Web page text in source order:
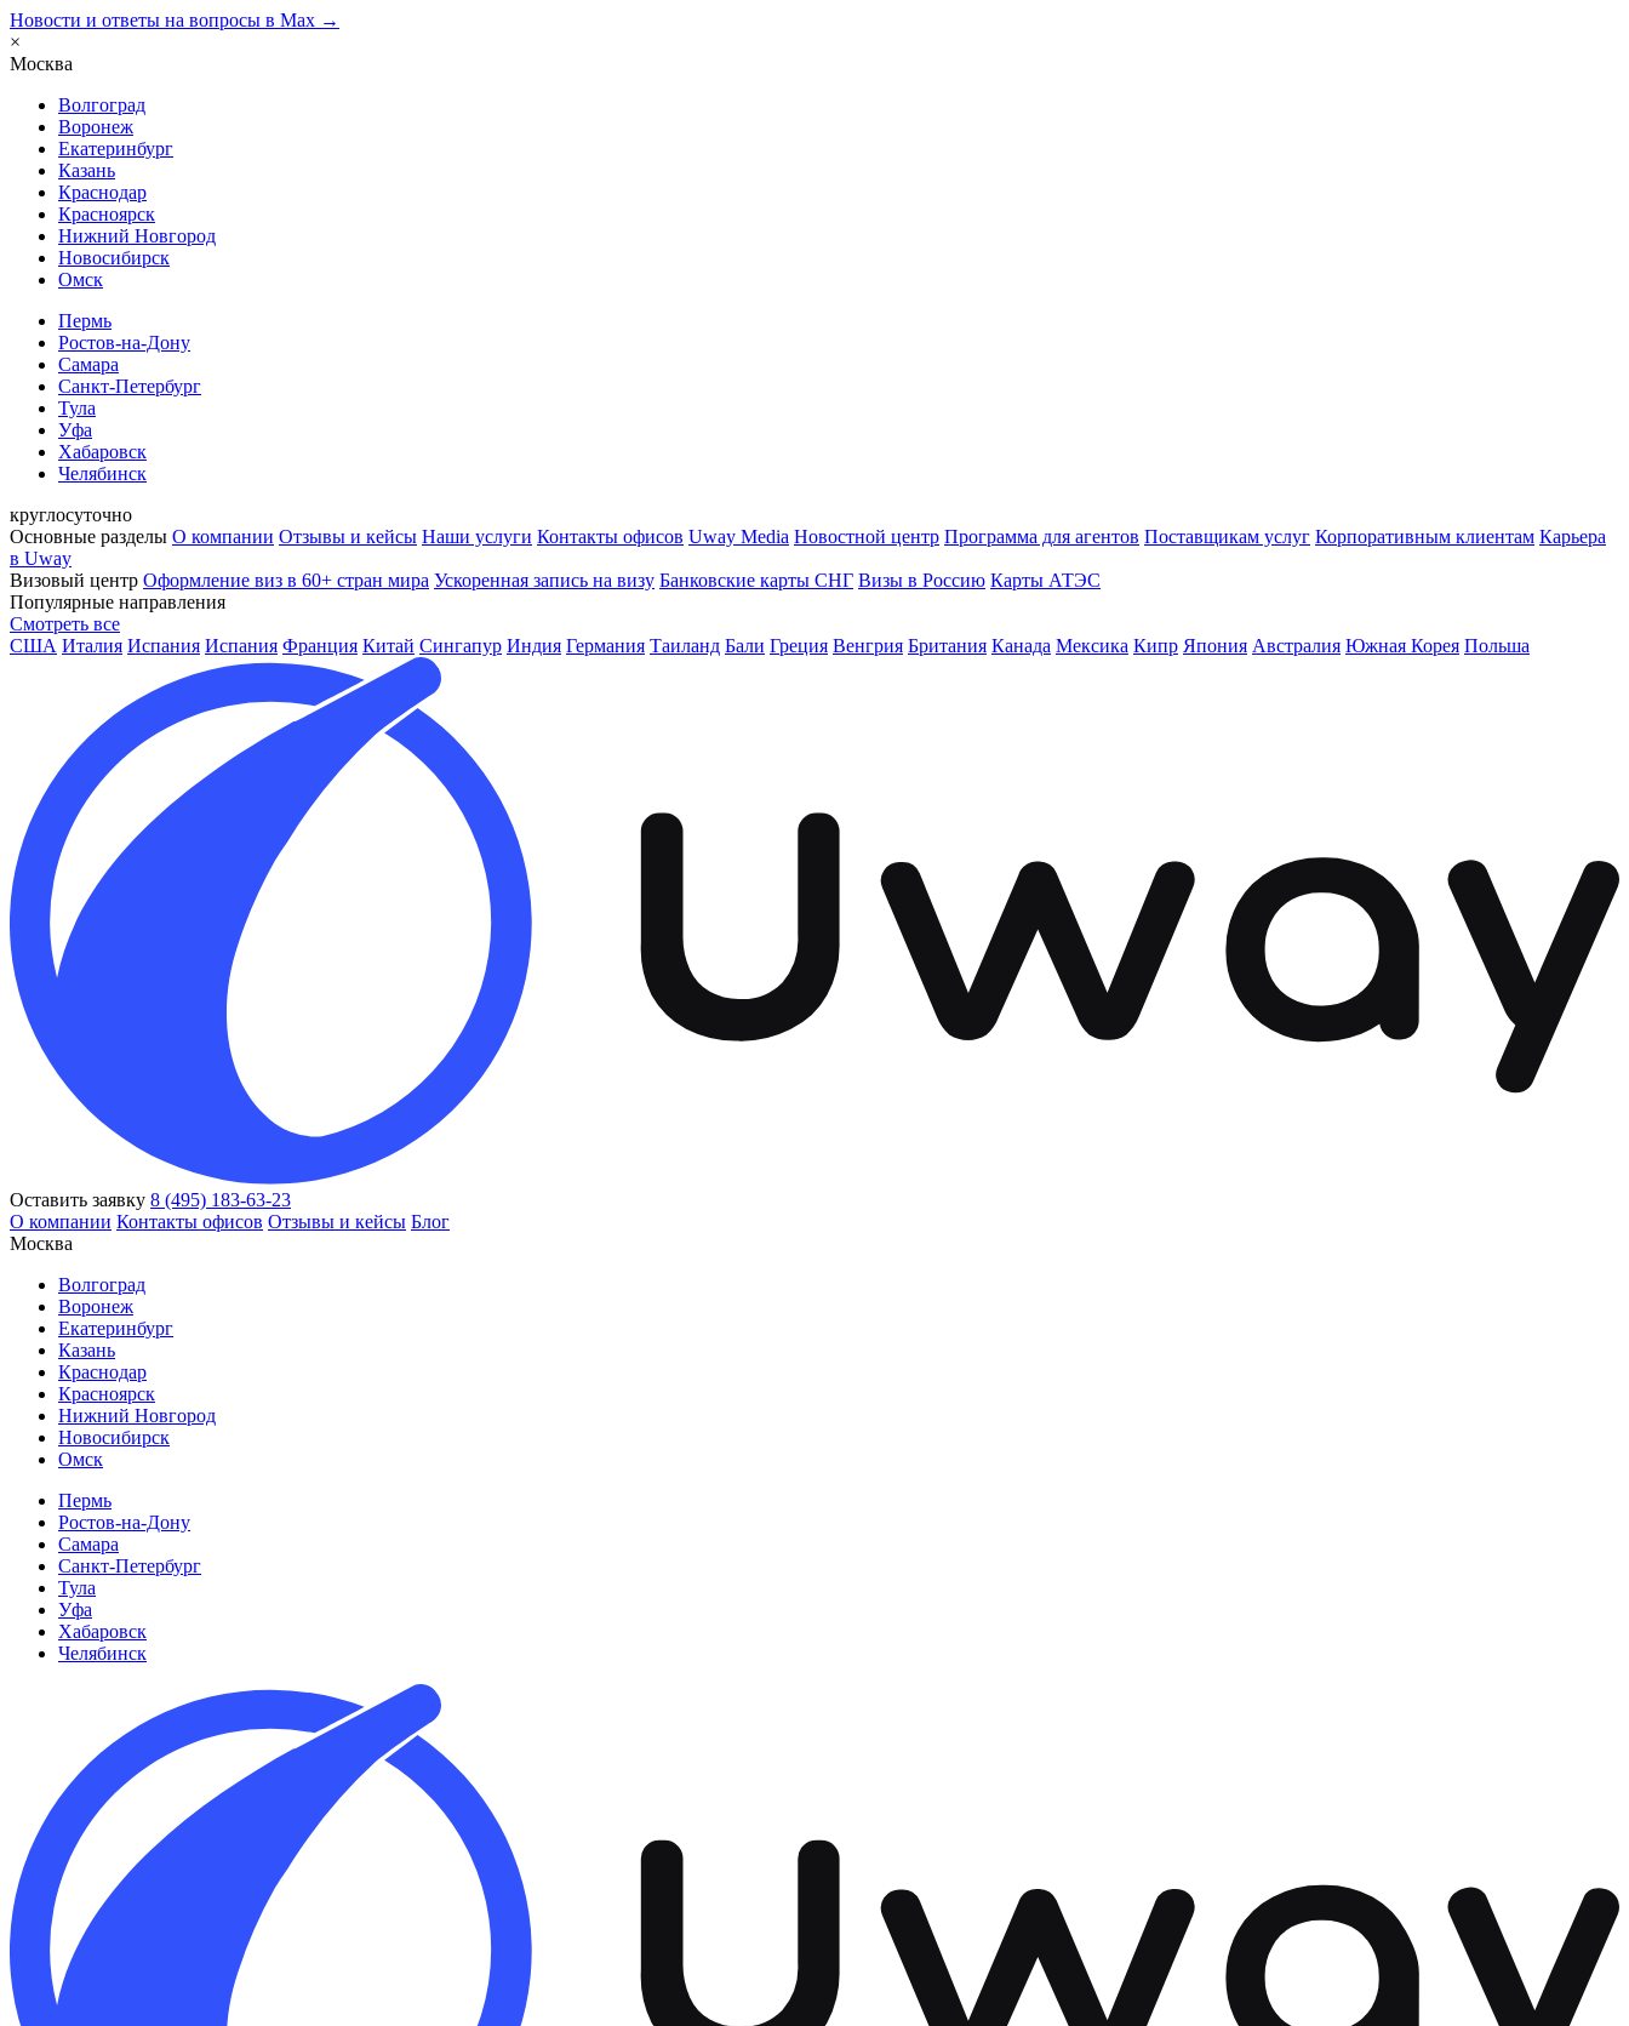
Новости и ответы на вопросы в Max →
×
Москва
Волгоград
Воронеж
Екатеринбург
Казань
Краснодар
Красноярск
Нижний Новгород
Новосибирск
Омск
Пермь
Ростов-на-Дону
Самара
Санкт-Петербург
Тула
Уфа
Хабаровск
Челябинск
круглосуточно
Основные разделы О компании Отзывы и кейсы Наши услуги Контакты офисов Uway Media Новостной центр Программа для агентов Поставщикам услуг Корпоративным клиентам Карьера
в Uway
Визовый центр Оформление виз в 60+ стран мира Ускоренная запись на визу Банковские карты СНГ Визы в Россию Карты АТЭС
Популярные направления
Смотреть все
США Италия Испания Испания Франция Китай Сингапур Индия Германия Таиланд Бали Греция Венгрия Британия Канада Мексика Кипр Япония Австралия Южная Корея Польша
Оставить заявку 8 (495) 183-63-23
О компании Контакты офисов Отзывы и кейсы Блог
Москва
Волгоград
Воронеж
Екатеринбург
Казань
Краснодар
Красноярск
Нижний Новгород
Новосибирск
Омск
Пермь
Ростов-на-Дону
Самара
Санкт-Петербург
Тула
Уфа
Хабаровск
Челябинск